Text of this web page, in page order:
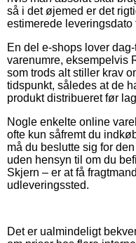
så i det øjemed er det
estimerede
En del e-shops lover
varenumre, eksempelvis
som trods alt stiller krav
tidspunkt, således at de
produkt distribueret før
Nogle enkelte online
ofte kun såfremt du
må du beslutte sig for
uden hensyn til om du
Skjern – er at få
udleveringssted.
Det er ualmindeligt